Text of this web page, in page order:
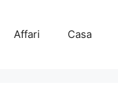
Affari Casa